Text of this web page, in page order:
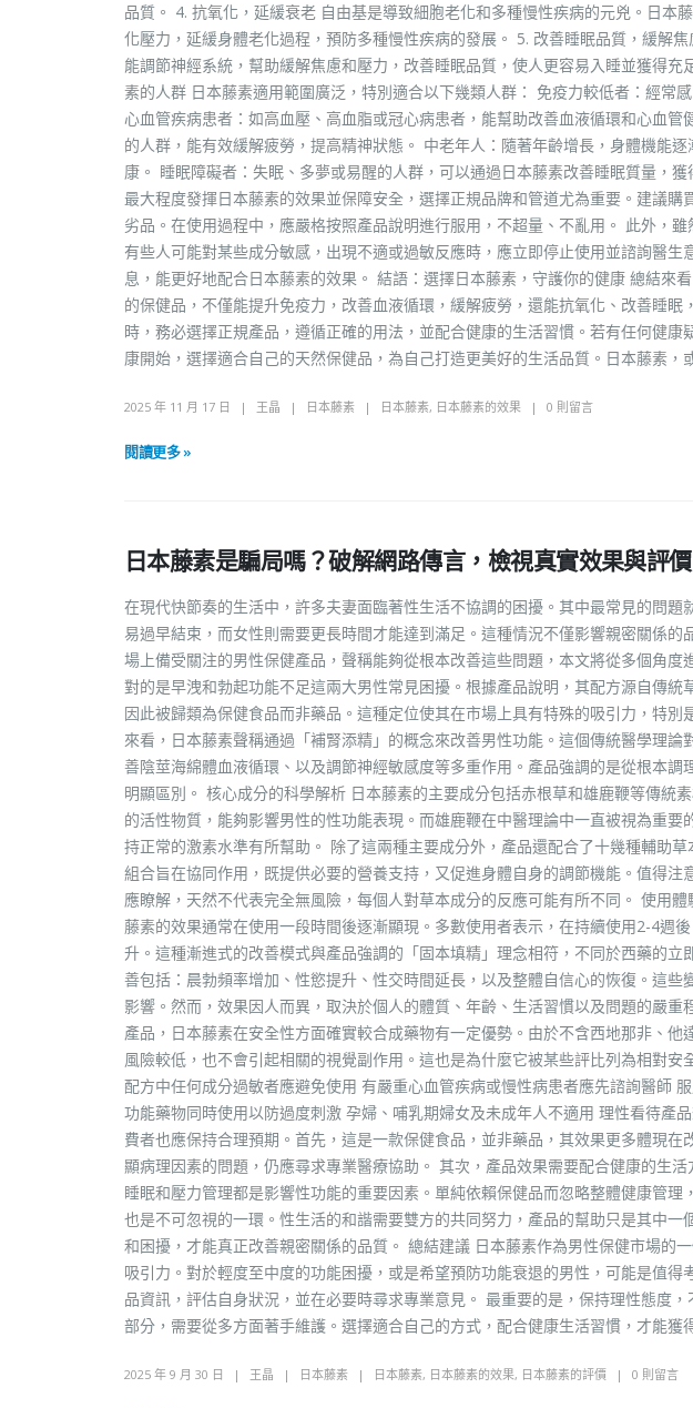
品質。 4. 抗氧化，延緩衰老 自由基是導致細胞老化和多種慢性疾病的元兇。日本
化壓力，延緩身體老化過程，預防多種慢性疾病的發展。 5. 改善睡眠品質，緩解
能調節神經系統，幫助緩解焦慮和壓力，改善睡眠品質，使人更容易入睡並獲得
素的人群 日本藤素適用範圍廣泛，特別適合以下幾類人群： 免疫力較低者：經常
心血管疾病患者：如高血壓、高血脂或冠心病患者，能幫助改善血液循環和心血
的人群，能有效緩解疲勞，提高精神狀態。 中老年人：隨著年齡增長，身體機能
康。 睡眠障礙者：失眠、多夢或易醒的人群，可以通過日本藤素改善睡眠質量，
最大程度發揮日本藤素的效果並保障安全，選擇正規品牌和管道尤為重要。建議
劣品。在使用過程中，應嚴格按照產品說明進行服用，不超量、不亂用。 此外，
有些人可能對某些成分敏感，出現不適或過敏反應時，應立即停止使用並諮詢醫
息，能更好地配合日本藤素的效果。 結語：選擇日本藤素，守護你的健康 總結來
的保健品，不僅能提升免疫力，改善血液循環，緩解疲勞，還能抗氧化、改善睡
時，務必選擇正規產品，遵循正確的用法，並配合健康的生活習慣。若有任何健
康開始，選擇適合自己的天然保健品，為自己打造更美好的生活品質。日本藤素，
2025 年 11 月 17 日 王晶 日本藤素 日本藤素, 日本藤素的效果 0 則留言
閱讀更多 »
日本藤素是騙局嗎？破解網路傳言，檢視真實效果與評價
在現代快節奏的生活中，許多夫妻面臨著性生活不協調的困擾。其中最常見的問
易過早結束，而女性則需要更長時間才能達到滿足。這種情況不僅影響親密關係
場上備受關注的男性保健產品，聲稱能夠從根本改善這些問題，本文將從多個角
對的是早洩和勃起功能不足這兩大男性常見困擾。根據產品說明，其配方源自傳統
因此被歸類為保健食品而非藥品。這種定位使其在市場上具有特殊的吸引力，特
來看，日本藤素聲稱通過「補腎添精」的概念來改善男性功能。這個傳統醫學理
善陰莖海綿體血液循環、以及調節神經敏感度等多重作用。產品強調的是從根本
明顯區別。 核心成分的科學解析 日本藤素的主要成分包括赤根草和雄鹿鞭等傳統
的活性物質，能夠影響男性的性功能表現。而雄鹿鞭在中醫理論中一直被視為重
持正常的激素水準有所幫助。 除了這兩種主要成分外，產品還配合了十幾種輔助
組合旨在協同作用，既提供必要的營養支持，又促進身體自身的調節機能。值得
應瞭解，天然不代表完全無風險，每個人對草本成分的反應可能有所不同。 使用
藤素的效果通常在使用一段時間後逐漸顯現。多數使用者表示，在持續使用2-4週
升。這種漸進式的改善模式與產品強調的「固本填精」理念相符，不同於西藥的
善包括：晨勃頻率增加、性慾提升、性交時間延長，以及整體自信心的恢復。這
影響。然而，效果因人而異，取決於個人的體質、年齡、生活習慣以及問題的嚴
產品，日本藤素在安全性方面確實較合成藥物有一定優勢。由於不含西地那非、
風險較低，也不會引起相關的視覺副作用。這也是為什麼它被某些評比列為相對
配方中任何成分過敏者應避免使用 有嚴重心血管疾病或慢性病患者應先諮詢醫師
功能藥物同時使用以防過度刺激 孕婦、哺乳期婦女及未成年人不適用 理性看待產
費者也應保持合理預期。首先，這是一款保健食品，並非藥品，其效果更多體現
顯病理因素的問題，仍應尋求專業醫療協助。 其次，產品效果需要配合健康的生
睡眠和壓力管理都是影響性功能的重要因素。單純依賴保健品而忽略整體健康管
也是不可忽視的一環。性生活的和諧需要雙方的共同努力，產品的幫助只是其中
和困擾，才能真正改善親密關係的品質。 總結建議 日本藤素作為男性保健市場的
吸引力。對於輕度至中度的功能困擾，或是希望預防功能衰退的男性，可能是值
品資訊，評估自身狀況，並在必要時尋求專業意見。 最重要的是，保持理性態度
部分，需要從多方面著手維護。選擇適合自己的方式，配合健康生活習慣，才能獲
2025 年 9 月 30 日 王晶 日本藤素 日本藤素, 日本藤素的效果, 日本藤素的評價 0 則留言